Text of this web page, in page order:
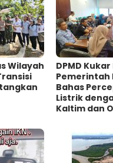
Wilayah
DPMD
Pemerintah
Bahas
Listrik
Kaltim dan